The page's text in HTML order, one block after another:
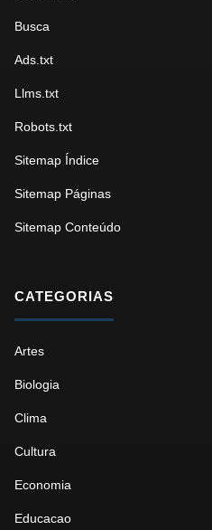
Busca
Ads.txt
Llms.txt
Robots.txt
Sitemap Índice
Sitemap Páginas
Sitemap Conteúdo
CATEGORIAS
Artes
Biologia
Clima
Cultura
Economia
Educacao